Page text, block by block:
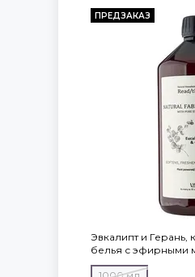
ПРЕДЗАКАЗ
Эвкалипт и Герань,
белья с эфирными